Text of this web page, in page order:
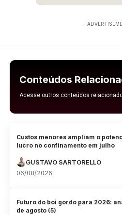
-
Conteúdos
Acesse outros conteúdos
Custos menores ampliam o
lucro no confinamento em julho
GUSTAVO SARTORELLO
06/08/2026
Futuro do boi gordo para 2026:
de agosto (5)